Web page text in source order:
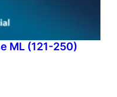
ML (121-250)